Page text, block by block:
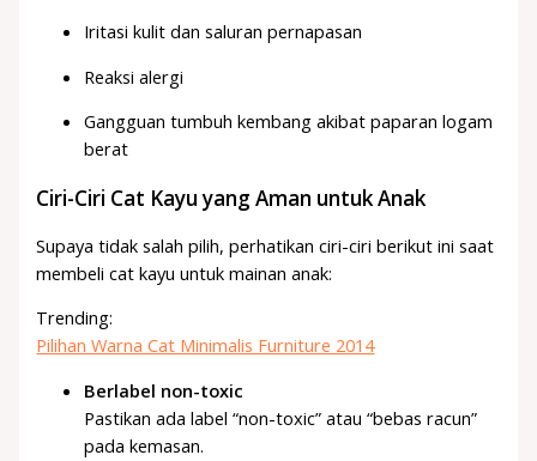
Iritasi kulit dan saluran pernapasan
Reaksi alergi
Gangguan tumbuh kembang akibat paparan logam
berat
Ciri-Ciri Cat Kayu yang Aman untuk Anak
Supaya tidak salah pilih, perhatikan ciri-ciri berikut ini saat
membeli cat kayu untuk mainan anak:
Trending:
Pilihan Warna Cat Minimalis Furniture 2014
Berlabel non-toxic
Pastikan ada label “non-toxic” atau “bebas racun”
pada kemasan.